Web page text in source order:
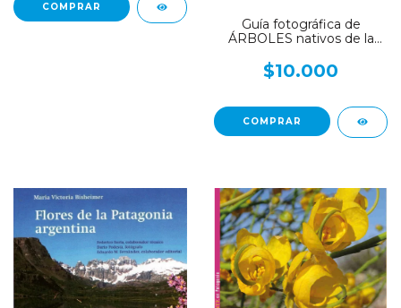
Guía fotográfica de
ÁRBOLES nativos de la
$10.000